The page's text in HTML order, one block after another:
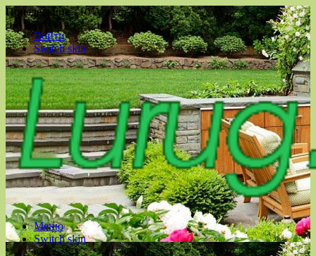
Понедельник , 10 Август 2026
Войти
Switch skin
Меню
Switch skin